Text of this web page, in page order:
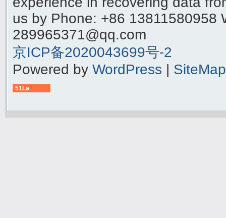
us by Phone: +86 13811580958
289965371@qq.com
京ICP备2020043699号-2
Powered by WordPress | SiteMap
51La